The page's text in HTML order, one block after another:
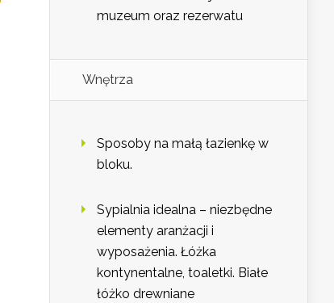
muzeum oraz rezerwatu
Wnętrza
Sposoby na małą łazienkę w
bloku.
Sypialnia idealna – niezbędne
elementy aranżacji i
wyposażenia. Łóżka
kontynentalne, toaletki. Białe
łóżko drewniane